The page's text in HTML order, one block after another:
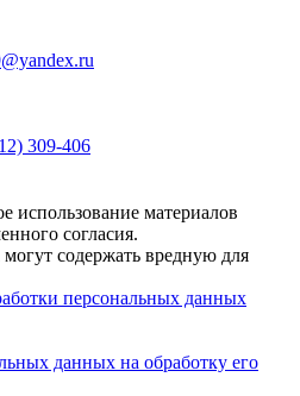
309-406
материалов
согласия.
содержать вредную для
персональных данных
данных на обработку его